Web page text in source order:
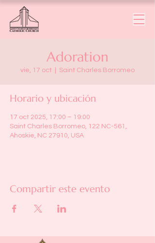
Adoration
vie, 17 oct Saint Charles Borromeo
Horario y ubicación
17 oct 2025, 17:00 – 19:00
Saint Charles Borromeo, 122 NC-561,
Ahoskie, NC 27910, USA
Compartir este evento